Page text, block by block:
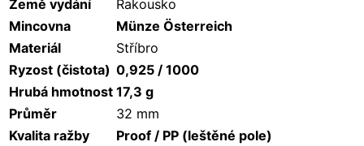
Země vydání
Rakousko
Mincovna
Münze Österreich
Materiál
Stříbro
Ryzost (čistota) 0,925 / 1000
Hrubá hmotnost 17,3 g
Průměr
32 mm
Kvalita ražby
Proof / PP (leštěné pole)